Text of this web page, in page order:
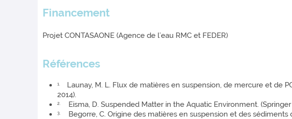
Financement
Projet CONTASAONE (Agence de l’eau RMC et FEDER)
Références
1.
Launay, M. L. Flux de matières en suspension, de mercure et de
2014).
2. Eisma, D. Suspended Matter in the Aquatic Environment. (Springer
3.
Begorre, C. Origine des matières en suspension et des